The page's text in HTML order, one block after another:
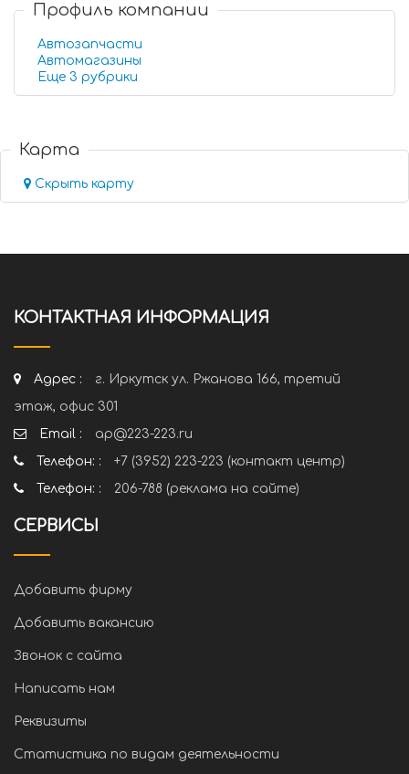
Профиль компании
Автозапчасти
Автомагазины
Еще 3 рубрики
Карта
Скрыть карту
КОНТАКТНАЯ ИНФОРМАЦИЯ
Адрес :
г. Иркутск ул. Ржанова 166, третий
этаж, офис 301
Email :
ap@223-223.ru
Телефон: :
+7 (3952) 223-223 (контакт центр)
Телефон: :
206-788 (реклама на сайте)
СЕРВИСЫ
Добавить фирму
Добавить вакансию
Звонок с сайта
Написать нам
Реквизиты
Статистика по видам деятельности